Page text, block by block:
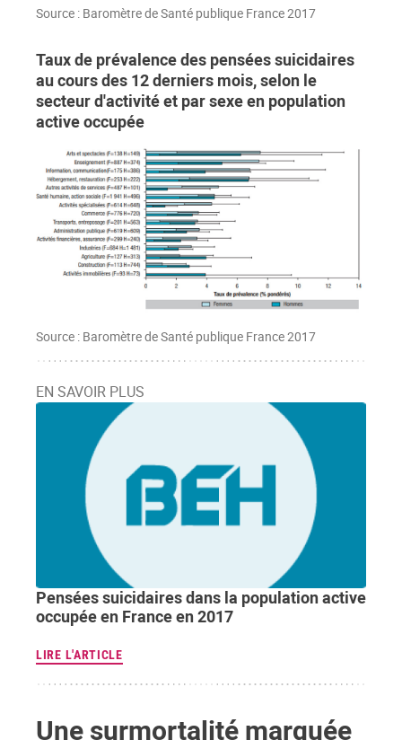
Source : Baromètre de Santé publique France 2017
Taux de prévalence des pensées suicidaires
au cours des 12 derniers mois, selon le
secteur d'activité et par sexe en population
active occupée
Source : Baromètre de Santé publique France 2017
EN SAVOIR PLUS
Pensées suicidaires dans la population active
occupée en France en 2017
LIRE L'ARTICLE
Une surmortalité marquée